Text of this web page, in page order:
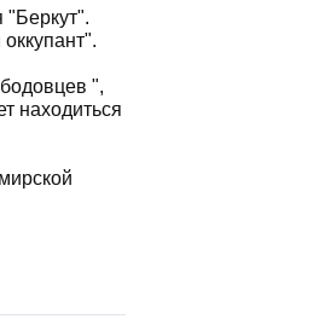
"Беркут".
",
находиться